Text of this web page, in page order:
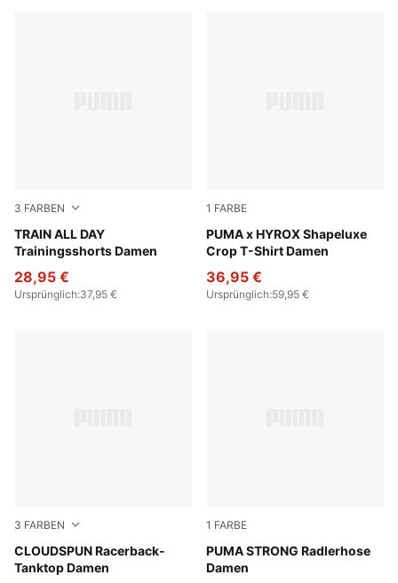
3 FARBEN
TRAIN ALL DAY
Trainingsshorts Damen
Chocolate Brown
28,95 €
Ursprünglich:37,95 €
1 FARBE
PUMA x HYROX Shapeluxe
Crop T-Shirt Damen
Puma Black
36,95 €
Ursprünglich:59,95 €
3 FARBEN
CLOUDSPUN Racerback-
Tanktop Damen
Puma White
1 FARBE
PUMA STRONG Radlerhose
Damen
Puma Black